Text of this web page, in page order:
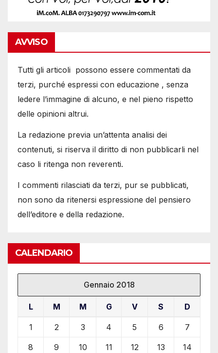
AVVISO
Tutti gli articoli possono essere commentati da
terzi, purché espressi con educazione , senza
ledere l’immagine di alcuno, e nel pieno rispetto
delle opinioni altrui.
La redazione previa un’attenta analisi dei
contenuti, si riserva il diritto di non pubblicarli nel
caso li ritenga non reverenti.
I commenti rilasciati da terzi, pur se pubblicati,
non sono da ritenersi espressione del pensiero
dell’editore e della redazione.
CALENDARIO
Gennaio 2018
L M M G V S D
1 2 3 4 5 6 7
8 9 10 11 12 13 14